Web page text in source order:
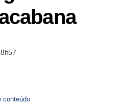
conteúdo